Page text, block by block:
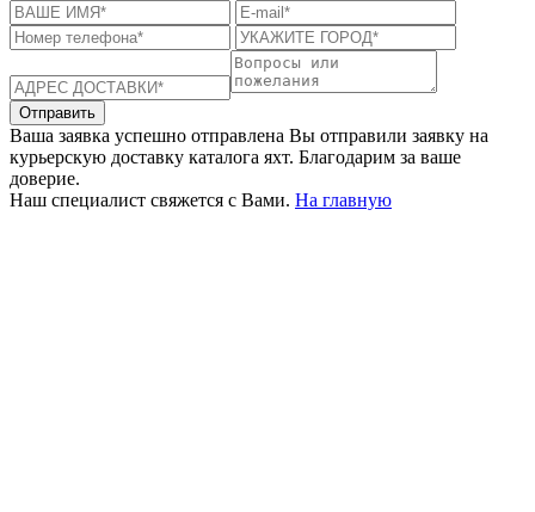
Отправить
Ваша заявка успешно отправлена Вы отправили заявку на
курьерскую доставку каталога яхт. Благодарим за ваше
доверие.
Наш специалист свяжется с Вами. На главную